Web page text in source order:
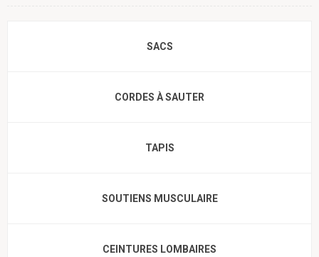
SACS
CORDES À SAUTER
TAPIS
SOUTIENS MUSCULAIRE
CEINTURES LOMBAIRES